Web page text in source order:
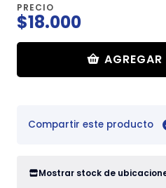
PRECIO
$18.000
Compartir este producto
Mostrar stock de